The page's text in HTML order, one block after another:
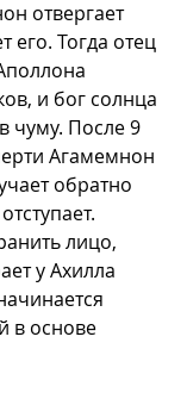
отвергает
его. Тогда отец
и бог солнца
чуму. После 9
Агамемнон
обратно
лицо,
у Ахилла
в основе